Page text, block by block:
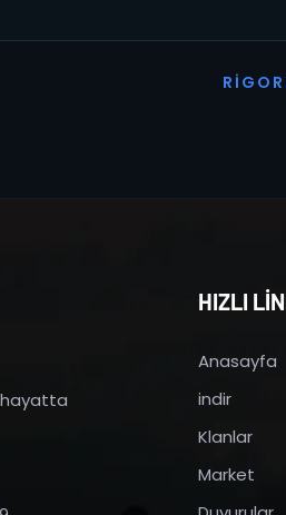
R I G O R
hayatta
HIZLI
Anasayfa
indir
Klanlar
Market